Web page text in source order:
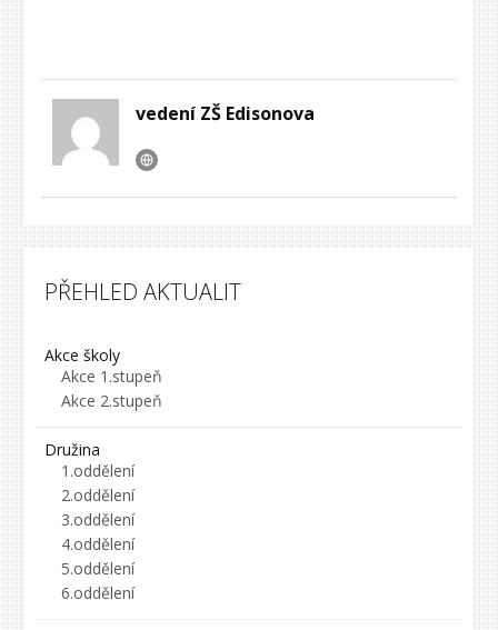
vedení ZŠ Edisonova
PŘEHLED AKTUALIT
Akce školy
Akce 1.stupeň
Akce 2.stupeň
Družina
1.oddělení
2.oddělení
3.oddělení
4.oddělení
5.oddělení
6.oddělení